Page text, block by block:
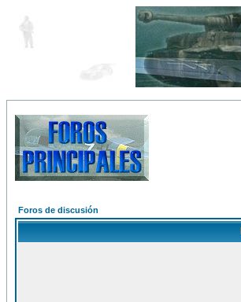
Foros de discusión